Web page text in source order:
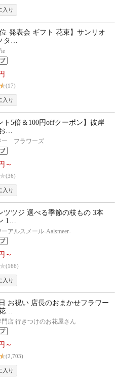
位 発表会 ギフト 花束】サンリオ
タ…
(17)
ト5倍＆100円offクーポン】彼岸
…
ー フラワーズ
～
(36)
ツツジ 選べる季節の枝もの 3本
1…
アルスメール-Aalsmeer-
～
(166)
お祝い 店長のおまかせフラワー
…
門店 行きつけのお花屋さん
～
(2,703)